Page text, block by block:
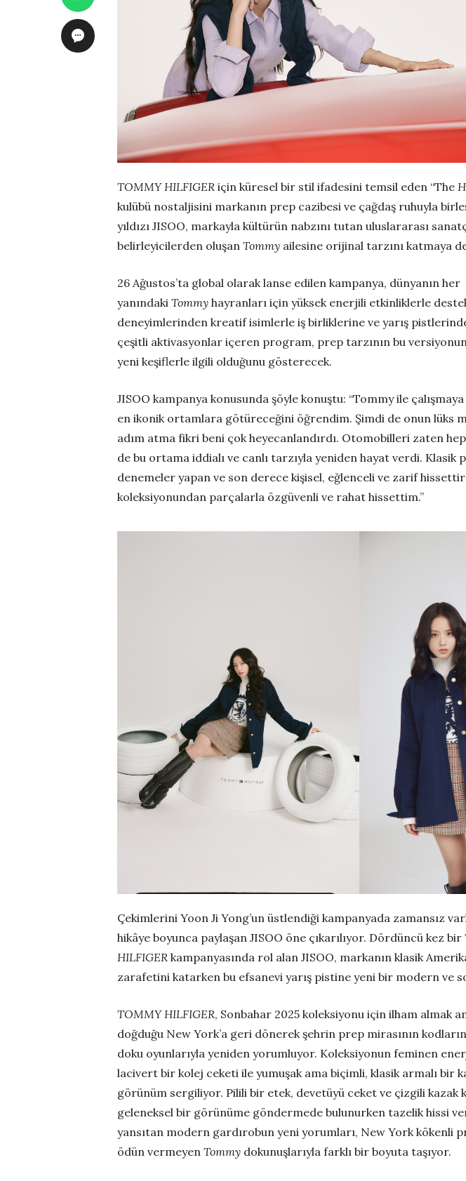
TOMMY HILFIGER için küresel bir stil ifadesini temsil eden “The
kulübü nostaljisini markanın prep cazibesi ve çağdaş ruhuyla
yıldızı JISOO, markayla kültürün nabzını tutan uluslararası
belirleyicilerden oluşan Tommy ailesine orijinal tarzını katmaya
26 Ağustos’ta global olarak lanse edilen kampanya, dünyanın her
yanındaki Tommy hayranları için yüksek enerjili etkinliklerle
deneyimlerinden kreatif isimlerle iş birliklerine ve yarış
çeşitli aktivasyonlar içeren program, prep tarzının bu
yeni keşiflerle ilgili olduğunu gösterecek.
JISOO kampanya konusunda şöyle konuştu: “Tommy ile çalışmaya
en ikonik ortamlara götüreceğini öğrendim. Şimdi de onun lüks
adım atma fikri beni çok heyecanlandırdı. Otomobilleri zaten
de bu ortama iddialı ve canlı tarzıyla yeniden hayat verdi. Klasik
denemeler yapan ve son derece kişisel, eğlenceli ve zarif
koleksiyonundan parçalarla özgüvenli ve rahat hissettim.”
Çekimlerini Yoon Ji Yong’un üstlendiği kampanyada zamansız
hikâye boyunca paylaşan JISOO öne çıkarılıyor. Dördüncü kez bir
HILFIGER kampanyasında rol alan JISOO, markanın klasik
zarafetini katarken bu efsanevi yarış pistine yeni bir modern ve
TOMMY HILFIGER, Sonbahar 2025 koleksiyonu için ilham almak
doğduğu New York’a geri dönerek şehrin prep mirasının
doku oyunlarıyla yeniden yorumluyor. Koleksiyonun feminen
lacivert bir kolej ceketi ile yumuşak ama biçimli, klasik armalı bir
görünüm sergiliyor. Pilili bir etek, devetüyü ceket ve çizgili kazak
geleneksel bir görünüme göndermede bulunurken tazelik hissi
yansıtan modern gardırobun yeni yorumları, New York kökenli
ödün vermeyen Tommy dokunuşlarıyla farklı bir boyuta taşıyor.